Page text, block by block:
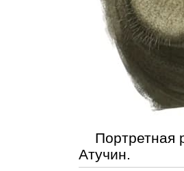
Портретная
Атучин.